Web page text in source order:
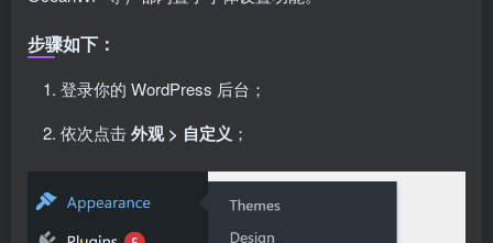
步骤如下：
登录你的 WordPress 后台；
依次点击外观 > 自定义 ；